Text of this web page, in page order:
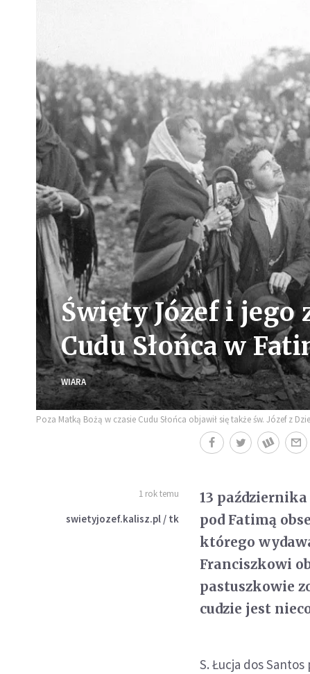
Święty Józef i jego
Cudu Słońca w
WIARA
Poza Matką Bożą w czasie Cudu Słońca objawił się także św. Józef z
1 rok temu
swietyjozef.kalisz.pl / tk
13
pod Fatimą
którego
Franciszkowi
pastuszkowie
cudzie jest
S. Łucja dos